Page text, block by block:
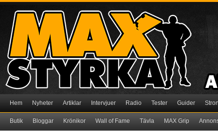
Hem Nyheter Artiklar Intervjuer Radio Tester Guider
Butik Bloggar Krönikor Wall of Fame Tävla MAX Grip